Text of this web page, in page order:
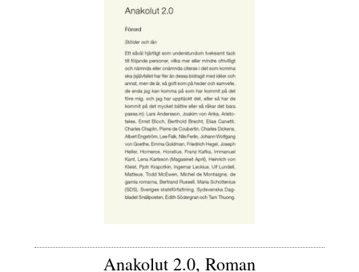
Anakolut 2.0, Roman